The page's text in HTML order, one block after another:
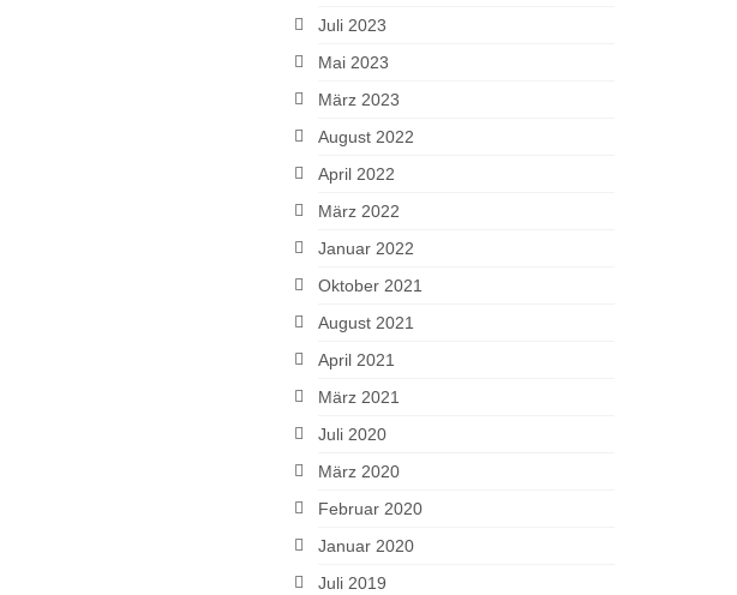
Juli 2023
Mai 2023
März 2023
August 2022
April 2022
März 2022
Januar 2022
Oktober 2021
August 2021
April 2021
März 2021
Juli 2020
März 2020
Februar 2020
Januar 2020
Juli 2019